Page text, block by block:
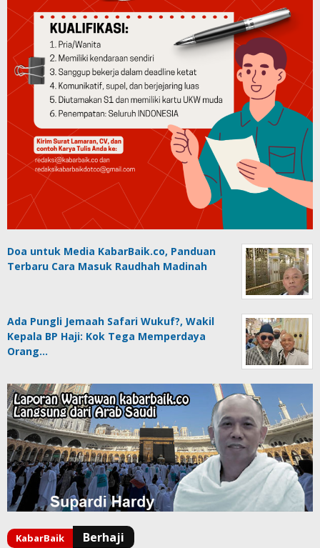
Doa untuk Media KabarBaik.co, Panduan
Terbaru Cara Masuk Raudhah Madinah
Ada Pungli Jemaah Safari Wukuf?, Wakil
Kepala BP Haji: Kok Tega Memperdaya
Orang…